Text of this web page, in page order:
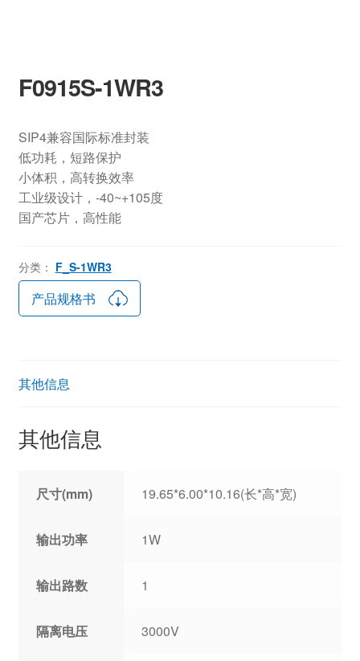
F0915S-1WR3
SIP4兼容国际标准封装
低功耗，短路保护
小体积，高转换效率
工业级设计，-40~+105度
国产芯片，高性能
分类： F_S-1WR3
产品规格书
其他信息
其他信息
尺寸(mm) 19.65*6.00*10.16(长*高*宽)
输出功率 1W
输出路数 1
隔离电压 3000V